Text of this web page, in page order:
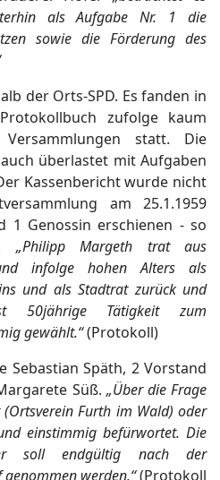
als Aufgabe Nr. 1 die
sowie die Förderung des
der Orts-SPD. Es fanden in
zufolge kaum
statt. Die
überlastet mit Aufgaben
Kassenbericht wurde nicht
am 25.1.1959
1 Genossin erschienen - so
„Philipp Margeth trat aus
und infolge hohen Alters als
und als Stadtrat zurück und
Tätigkeit zum
gewählt.“(Protokoll)
Sebastian Späth, 2 Vorstand
Süß. „Über die Frage
Furth im Wald) oder
einstimmig befürwortet. Die
soll endgültig nach der
werden.“(Protokoll